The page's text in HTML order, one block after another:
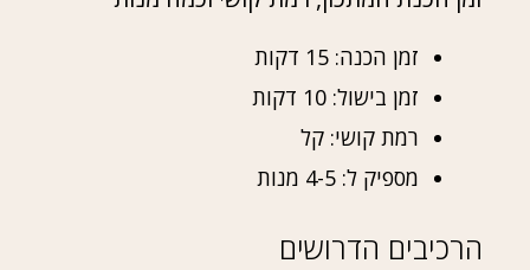
זמן הכנה: 15 דקות
זמן בישול: 10 דקות
רמת קושי: קל
מספיק ל: 4-5 מנות
הרכיבים הדרושים